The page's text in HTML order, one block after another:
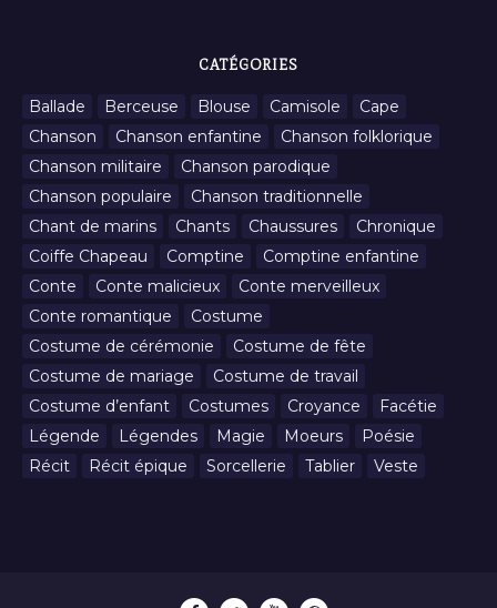
CATÉGORIES
Ballade Berceuse Blouse Camisole
Cape
Chanson
Chanson enfantine
Chanson folklorique
Chanson militaire
Chanson parodique
Chanson populaire
Chanson traditionnelle
Chant de marins
Chants Chaussures
Chronique
Coiffe Chapeau
Comptine
Comptine enfantine
Conte
Conte malicieux
Conte merveilleux
Conte romantique
Costume
Costume de cérémonie
Costume de fête
Costume de mariage
Costume de travail
Costume d’enfant
Costumes Croyance
Facétie
Légende
Légendes Magie Moeurs
Poésie
Récit
Récit épique Sorcellerie Tablier Veste